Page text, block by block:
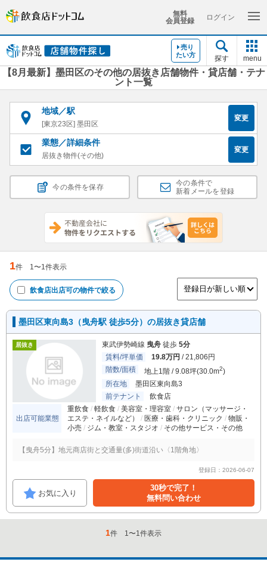
無料
会員登録
ログイン
売り
たい方
探す menu
【8月最新】墨田区のその他の居抜き店舗物件・貸店舗・テナ
ント一覧
地域／駅
[東京23区] 墨田区
変更
業態／詳細条件
居抜き物件(その他)
変更
今の条件を保存
今の条件で
新着メールを登録
1件 1〜1件表示
飲食店出店可の物件で絞る
墨田区東向島3（曳舟駅 徒歩5分）の居抜き貸店舗
居抜き 東武伊勢崎線 曳舟 徒歩 5分
賃料/坪単価
19.8万円 / 21,806円
階数/面積
地上1階 / 9.08坪(30.0m2)
所在地
墨田区東向島3
前テナント
飲食店
出店可能業態
重飲食 軽飲食 美容室・理容室
サロン（マッサージ・
エステ・ネイルなど）
医療・歯科・クリニック
物販・
小売
ジム・教室・スタジオ その他サービス・その他
【曳舟5分】地元商店街と交通量(多)街道沿い〈1階角地〉
登録日：2026-06-07
お気に入り
30秒で完了！
無料問い合わせ
1件 1〜1件表示